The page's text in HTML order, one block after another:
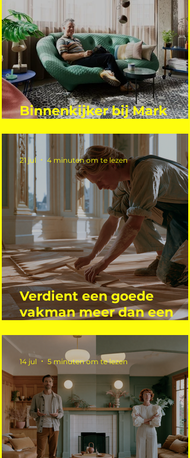
Binnenkijker bij Mark
Verdient een goede
vakman meer dan een
21 jul 4 minuten om te lezen
14 jul 5 minuten om te lezen